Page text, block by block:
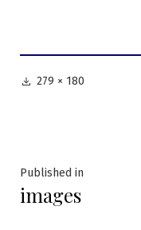
Full279 × 180
Navigare
în
Published in
images